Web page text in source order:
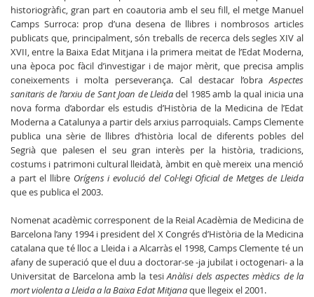
historiogràfic, gran part en coautoria amb el seu fill, el metge Manuel
Camps Surroca: prop d’una desena de llibres i nombrosos articles
publicats que, principalment, són treballs de recerca dels segles XIV al
XVII, entre la Baixa Edat Mitjana i la primera meitat de l’Edat Moderna,
una època poc fàcil d’investigar i de major mèrit, que precisa amplis
coneixements i molta perseverança. Cal destacar l’obraAspectes
sanitaris de l’arxiu de Sant Joan de Lleidadel 1985 amb la qual inicia una
nova forma d’abordar els estudis d’Història de la Medicina de l’Edat
Moderna a Catalunya a partir dels arxius parroquials. Camps Clemente
publica una sèrie de llibres d’història local de diferents pobles del
Segrià que palesen el seu gran interès per la història, tradicions,
costums i patrimoni cultural lleidatà, àmbit en què mereix una menció
a part el llibre Orígens i evolució del Col·legi Oficial de Metges de Lleida
que es publica el 2003.
Nomenat acadèmic corresponent de la Reial Acadèmia de Medicina de
Barcelona l’any 1994 i president del X Congrés d’Història de la Medicina
catalana que té lloc a Lleida i a Alcarràs el 1998, Camps Clemente té un
afany de superació que el duu a doctorar-se -ja jubilat i octogenari- a la
Universitat de Barcelona amb la tesiAnàlisi dels aspectes mèdics de la
mort violenta a Lleida a la Baixa Edat Mitjanaque llegeix el 2001.